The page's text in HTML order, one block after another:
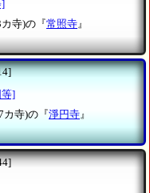
]
寺)の『常照寺』
等]
カ寺)の『淨円寺 』